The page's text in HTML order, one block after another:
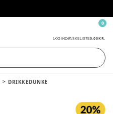
LOG INDØNSKELISTE0,00 KR.
0
DRIKKEDUNKE